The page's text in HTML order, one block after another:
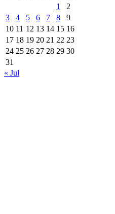
1
2
3
4 5 6 7 8
9
10 11 12 13 14 15 16
17 18 19 20 21 22 23
24 25 26 27 28 29 30
31
« Jul